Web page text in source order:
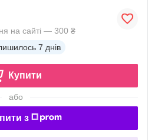
на сайті — 300 ₴
7 днів
Купити
або
з